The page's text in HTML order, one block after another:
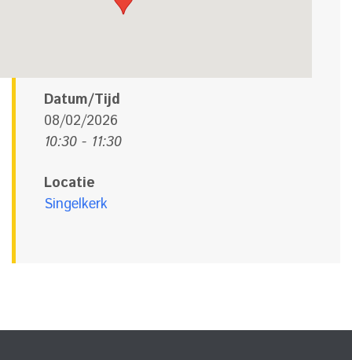
Datum/Tijd
08/02/2026
10:30 - 11:30
Locatie
Singelkerk